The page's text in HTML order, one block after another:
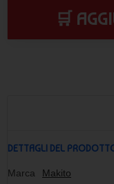
🛒
DETTAGLI DEL
Marca
Makito